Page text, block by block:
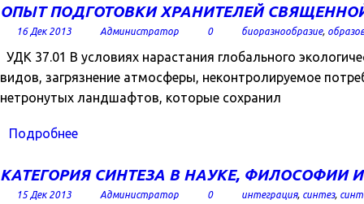
ОПЫТ ПОДГОТОВКИ ХРАНИТЕЛЕЙ
16 Дек 2013 Администратор 0 биоразнообразие,
УДК 37.01 В условиях нарастания глобального
видов, загрязнение атмосферы, неконтролируемое
нетронутых ландшафтов, которые сохранил
Подробнее
КАТЕГОРИЯ СИНТЕЗА В НАУКЕ, ФИЛОСОФИИ
15 Дек 2013 Администратор 0 интеграция, синтез,